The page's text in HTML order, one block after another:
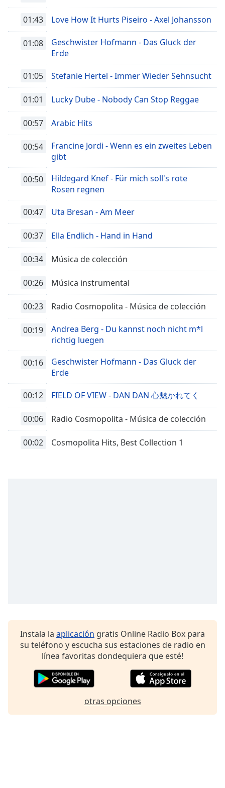
01:43 Love How It Hurts Piseiro - Axel Johansson
01:08
Geschwister Hofmann - Das Gluck der
Erde
01:05 Stefanie Hertel - Immer Wieder Sehnsucht
01:01 Lucky Dube - Nobody Can Stop Reggae
00:57 Arabic Hits
00:54
Francine Jordi - Wenn es ein zweites Leben
gibt
00:50
Hildegard Knef - Für mich soll's rote
Rosen regnen
00:47 Uta Bresan - Am Meer
00:37 Ella Endlich - Hand in Hand
00:34 Música de colección
00:26 Música instrumental
00:23 Radio Cosmopolita - Música de colección
00:19
Andrea Berg - Du kannst noch nicht m*l
richtig luegen
00:16
Geschwister Hofmann - Das Gluck der
Erde
00:12 FIELD OF VIEW - DAN DAN 心魅かれてく
00:06 Radio Cosmopolita - Música de colección
00:02 Cosmopolita Hits, Best Collection 1
Instala la aplicación gratis Online Radio Box para
su teléfono y escucha sus estaciones de radio en
línea favoritas dondequiera que esté!
otras opciones